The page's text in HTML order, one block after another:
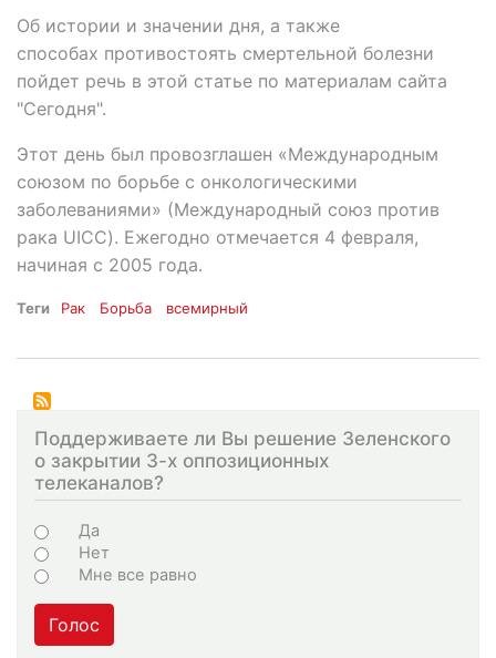
Об истории и значении дня, а также
способах противостоять смертельной болезни
пойдет речь в этой статье по материалам сайта
"Сегодня".
Этот день был провозглашен «Международным
союзом по борьбе с онкологическими
заболеваниями» (Международный союз против
рака UICC). Ежегодно отмечается 4 февраля,
начиная с 2005 года.
Теги Рак Борьба всемирный
Поддерживаете ли Вы решение Зеленского
о закрытии 3-х оппозиционных
телеканалов?
Choices
Да
Нет
Мне все равно
Голос